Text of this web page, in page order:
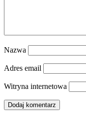
Nazwa
Adres email
Witryna internetowa